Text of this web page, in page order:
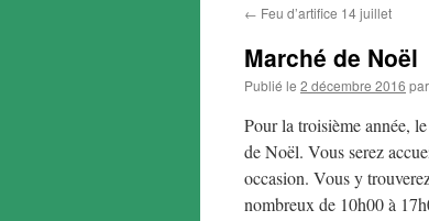
contenu
← Feu d’artifice 14 juillet
Marché de Noël
Publié le 2 décembre 2016 par
Pour la troisième année,
de Noël. Vous serez
occasion. Vous y
nombreux de 10h00 à